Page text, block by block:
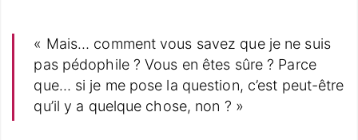
« Mais… comment vous savez que je ne suis
pas pédophile ? Vous en êtes sûre ? Parce
que… si je me pose la question, c’est peut-être
qu’il y a quelque chose, non ? »